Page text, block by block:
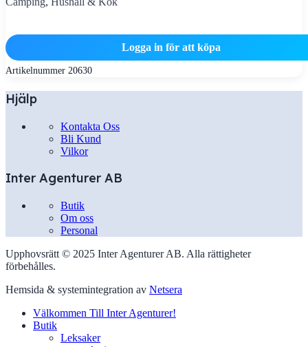
Logga in för att köpa
Artikelnummer 20630
Hjälp
Kontakta Oss
Bli Kund
Vilkor
Inter Agenturer AB
Butik
Om oss
Personal
Upphovsrätt © 2025 Inter Agenturer AB. Alla rättigheter
förbehålles.
Hemsida & systemintegration av Netsera
Välkommen Till Inter Agenturer!
Butik
Leksaker